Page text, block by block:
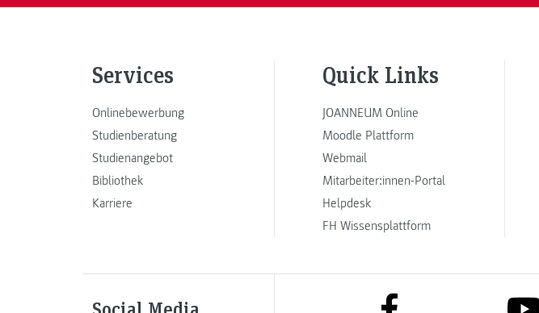
Services
Onlinebewerbung
Studienberatung
Studienangebot
Bibliothek
Karriere
Quick Links
JOANNEUM Online
Moodle Plattform
Webmail
Mitarbeiter:innen-Portal
Helpdesk
FH Wissensplattform
link to facebook